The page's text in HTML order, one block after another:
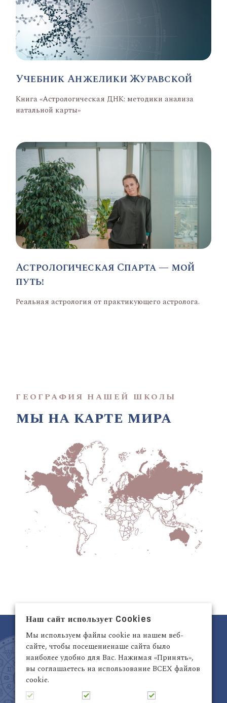
Учебник Анжелики Журавской
Книга «Астрологическая ДНК: методики анализа
натальной карты»
Астрологическая Спарта — мой
путь!
Реальная астрология от практикующего астролога.
ГЕОГРАФИЯ НАШЕЙ ШКОЛЫ
мы на карте мира
Латвия, Рига,
Электронный адрес:
info@astrodata.lv
Наш сайт использует Cookies
Мы используем файлы cookie на нашем веб-
сайте, чтобы посещениенаше сайта было
наиболее удобно для Вас. Нажимая «Принять»,
вы соглашаетесь на использование ВСЕХ файлов
cookie.